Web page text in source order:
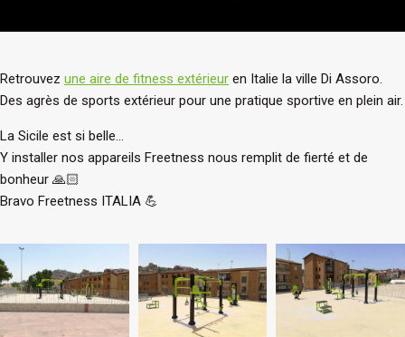
Retrouvez une aire de fitness extérieur en Italie la ville Di Assoro.
Des agrès de sports extérieur pour une pratique sportive en plein air.
La Sicile est si belle…
Y installer nos appareils Freetness nous remplit de fierté et de
bonheur 🙏🏻
Bravo Freetness ITALIA 💪